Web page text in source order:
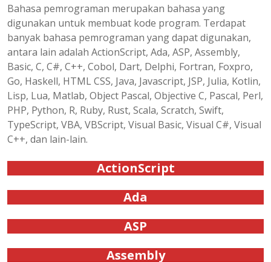
Bahasa pemrograman merupakan bahasa yang
digunakan untuk membuat kode program. Terdapat
banyak bahasa pemrograman yang dapat digunakan,
antara lain adalah ActionScript, Ada, ASP, Assembly,
Basic, C, C#, C++, Cobol, Dart, Delphi, Fortran, Foxpro,
Go, Haskell, HTML CSS, Java, Javascript, JSP, Julia, Kotlin,
Lisp, Lua, Matlab, Object Pascal, Objective C, Pascal, Perl,
PHP, Python, R, Ruby, Rust, Scala, Scratch, Swift,
TypeScript, VBA, VBScript, Visual Basic, Visual C#, Visual
C++, dan lain-lain.
ActionScript
Ada
ASP
Assembly